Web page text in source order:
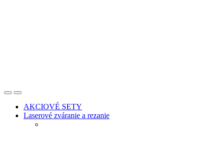
AKCIOVÉ SETY
Laserové zváranie a rezanie